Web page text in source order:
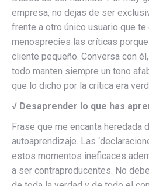
empresa, no dejas de ser
frente a otro único usuario que
menosprecies las críticas
cliente pequeño. Conversa con
todo manten siempre un tono
que lo dicho por la crítica era
√ Desaprender lo que has
Frase que me encanta heredada
autoaprendizaje. Las
estos momentos ineficaces
a ser contraproducentes. No